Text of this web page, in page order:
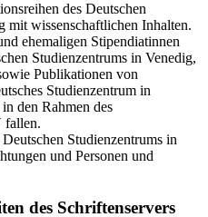
des Deutschen
mit wissenschaftlichen Inhalten.
ehemaligen Stipendiatinnen
Studienzentrums in Venedig,
Publikationen von
Studienzentrum in
den Rahmen des
fallen.
Studienzentrums in
und Personen und
des Schriftenservers